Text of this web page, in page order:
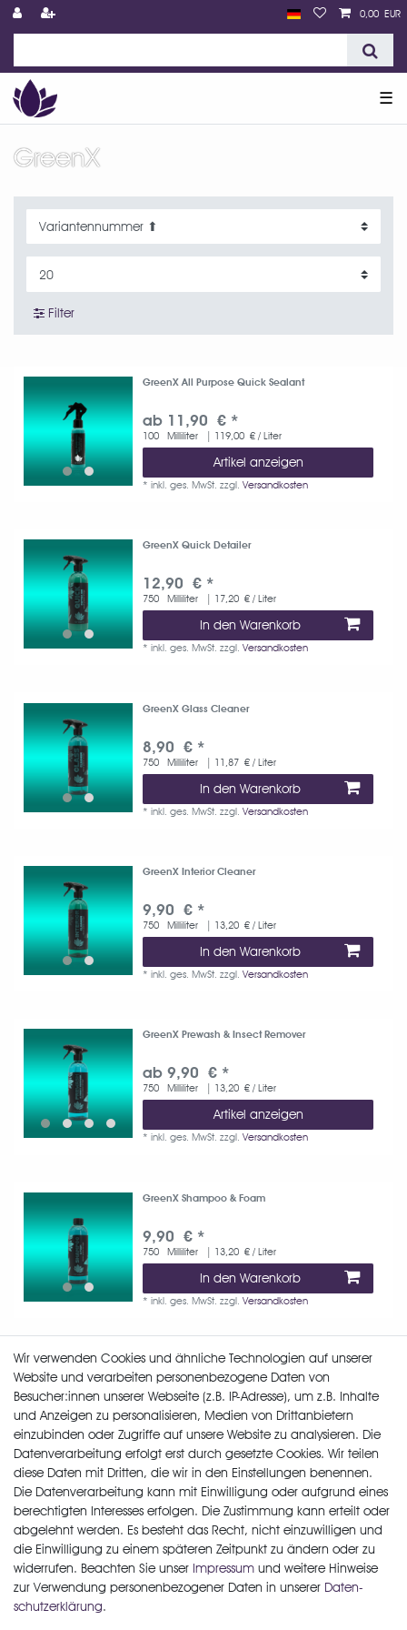
0,00 EUR
☰
GreenX
Filter
GreenX All Purpose Quick Sealant
ab 11,90 € *
100 Milliliter | 119,00 € / Liter
Artikel anzeigen
*inkl. ges. MwSt. zzgl.Versandkosten
GreenX Quick Detailer
12,90 € *
750 Milliliter | 17,20 € / Liter
In den Warenkorb
*inkl. ges. MwSt. zzgl.Versandkosten
GreenX Glass Cleaner
8,90 € *
750 Milliliter | 11,87 € / Liter
In den Warenkorb
*inkl. ges. MwSt. zzgl.Versandkosten
GreenX Interior Cleaner
9,90 € *
750 Milliliter | 13,20 € / Liter
In den Warenkorb
*inkl. ges. MwSt. zzgl.Versandkosten
GreenX Prewash & Insect Remover
ab 9,90 € *
750 Milliliter | 13,20 € / Liter
Artikel anzeigen
*inkl. ges. MwSt. zzgl.Versandkosten
GreenX Shampoo & Foam
9,90 € *
750 Milliliter | 13,20 € / Liter
In den Warenkorb
*inkl. ges. MwSt. zzgl.Versandkosten
GreenX Wheel & Tire Cleaner
ab 9,90 € *
750 Milliliter | 13,20 € / Liter
Artikel anzeigen
*inkl. ges. MwSt. zzgl.
Wir verwenden Cookies und ähnliche Technologien auf unserer
Website und verarbeiten personenbezogene Daten von
Besucher:innen unserer Webseite (z.B. IP-Adresse), um z.B. Inhalte
und Anzeigen zu personalisieren, Medien von Drittanbietern
einzubinden oder Zugriffe auf unsere Website zu analysieren. Die
Datenverarbeitung erfolgt erst durch gesetzte Cookies. Wir teilen
diese Daten mit Dritten, die wir in den Einstellungen benennen.
Die Datenverarbeitung kann mit Einwilligung oder aufgrund eines
berechtigten Interesses erfolgen. Die Zustimmung kann erteilt oder
abgelehnt werden. Es besteht das Recht, nicht einzuwilligen und
die Einwilligung zu einem späteren Zeitpunkt zu ändern oder zu
widerrufen. Beachten Sie unser Impressum und weitere Hinweise
zur Verwendung personenbezogener Daten in unserer Daten­
schutz­erklärung.